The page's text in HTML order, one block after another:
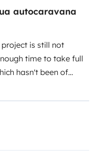
autocaravana
is still not
time to take full
hasn't been of
a 2021 Mc Louis t of